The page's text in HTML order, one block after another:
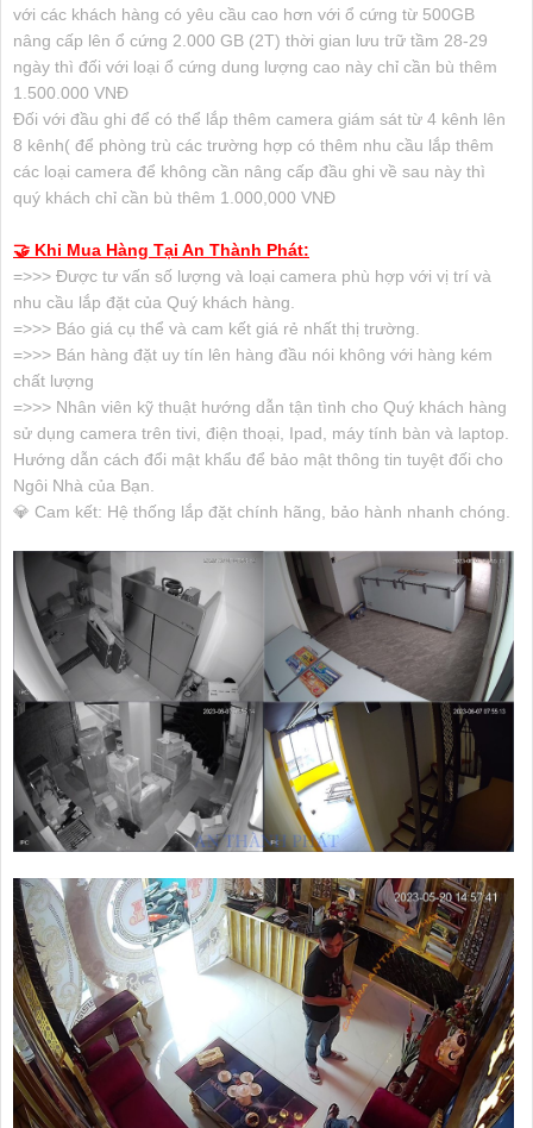
với các khách hàng có yêu cầu cao hơn với ổ cứng từ 500GB
nâng cấp lên ổ cứng 2.000 GB (2T) thời gian lưu trữ tầm 28-29
ngày thì đối với loại ổ cứng dung lượng cao này chỉ cần bù thêm
1.500.000 VNĐ
Đối với đầu ghi để có thể lắp thêm camera giám sát từ 4 kênh lên
8 kênh( để phòng trù các trường hợp có thêm nhu cầu lắp thêm
các loại camera để không cần nâng cấp đầu ghi về sau này thì
quý khách chỉ cần bù thêm 1.000,000 VNĐ
🤝 Khi Mua Hàng Tại An Thành Phát:
=>>> Được tư vấn số lượng và loại camera phù hợp với vị trí và
nhu cầu lắp đặt của Quý khách hàng.
=>>> Báo giá cụ thể và cam kết giá rẻ nhất thị trường.
=>>> Bán hàng đặt uy tín lên hàng đầu nói không với hàng kém
chất lượng
=>>> Nhân viên kỹ thuật hướng dẫn tận tình cho Quý khách hàng
sử dụng camera trên tivi, điện thoại, Ipad, máy tính bàn và laptop.
Hướng dẫn cách đổi mật khẩu để bảo mật thông tin tuyệt đối cho
Ngôi Nhà của Bạn.
💎 Cam kết: Hệ thống lắp đặt chính hãng, bảo hành nhanh chóng.